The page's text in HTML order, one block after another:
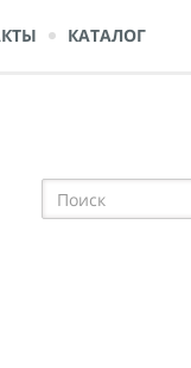
КАТАЛОГ